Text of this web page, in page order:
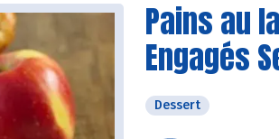
Pains au
Engagés
Dessert